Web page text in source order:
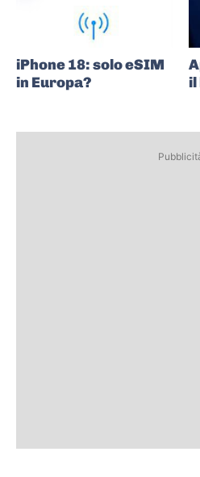
iPhone 18: solo eSIM
in Europa?
il